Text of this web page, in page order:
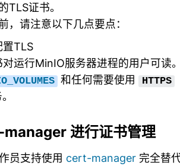
TLS证书。
，请注意以下几点要点：
置TLS
运行MinIO服务器进程的用户可读
和任何需要使用 HTTPS
进行证书管理
员支持使用 cert-manager 完全替